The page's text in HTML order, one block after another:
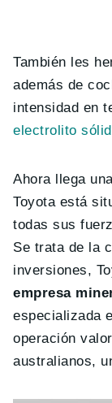
También les
además de
intensidad en
electrolito
Ahora llega
Toyota está
todas sus
Se trata de la
inversiones,
empresa
especializada
operación
australianos,